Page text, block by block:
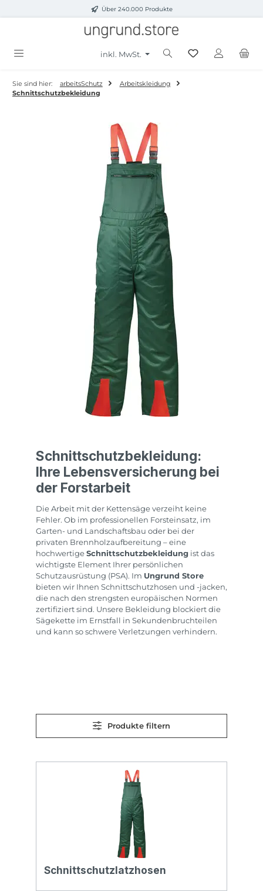
Zum Hauptinhalt springenÜber 240.000 Produkte
inkl. MwSt.
Sie sind hier: arbeitsSchutz
Arbeitskleidung
Schnittschutzbekleidung
Schnittschutzbekleidung:
Ihre Lebensversicherung bei
der Forstarbeit
Die Arbeit mit der Kettensäge verzeiht keine
Fehler. Ob im professionellen Forsteinsatz, im
Garten- und Landschaftsbau oder bei der
privaten Brennholzaufbereitung – eine
hochwertige Schnittschutzbekleidung ist das
wichtigste Element Ihrer persönlichen
Schutzausrüstung (PSA). Im Ungrund Store
bieten wir Ihnen Schnittschutzhosen und -jacken,
die nach den strengsten europäischen Normen
zertifiziert sind. Unsere Bekleidung blockiert die
Sägekette im Ernstfall in Sekundenbruchteilen
und kann so schwere Verletzungen verhindern.
Produkte filtern
Schnittschutzlatzhosen